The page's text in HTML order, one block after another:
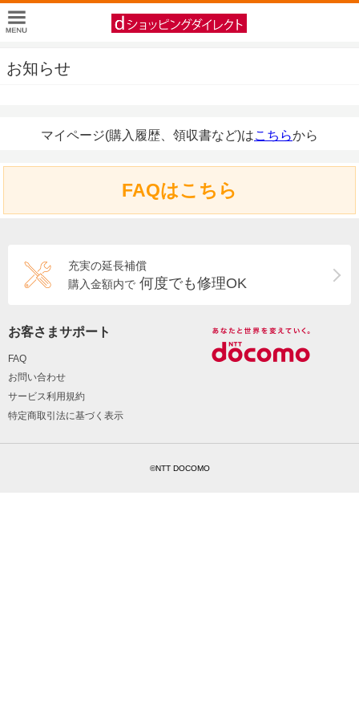
お知らせ
マイページ(購入履歴、領収書など)はこちらから
FAQはこちら
充実の延長補償
購入金額内で 何度でも修理OK
お客さまサポート
FAQ
お問い合わせ
サービス利用規約
特定商取引法に基づく表示
©NTT DOCOMO